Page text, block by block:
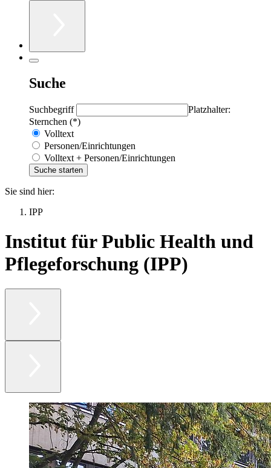
Suche
Suchbegriff
Platzhalter:
Sternchen (*)
Volltext
Personen/Einrichtungen
Volltext + Personen/Einrichtungen
Sie sind hier:
IPP
Institut für Public Health und
Pflegeforschung (IPP)